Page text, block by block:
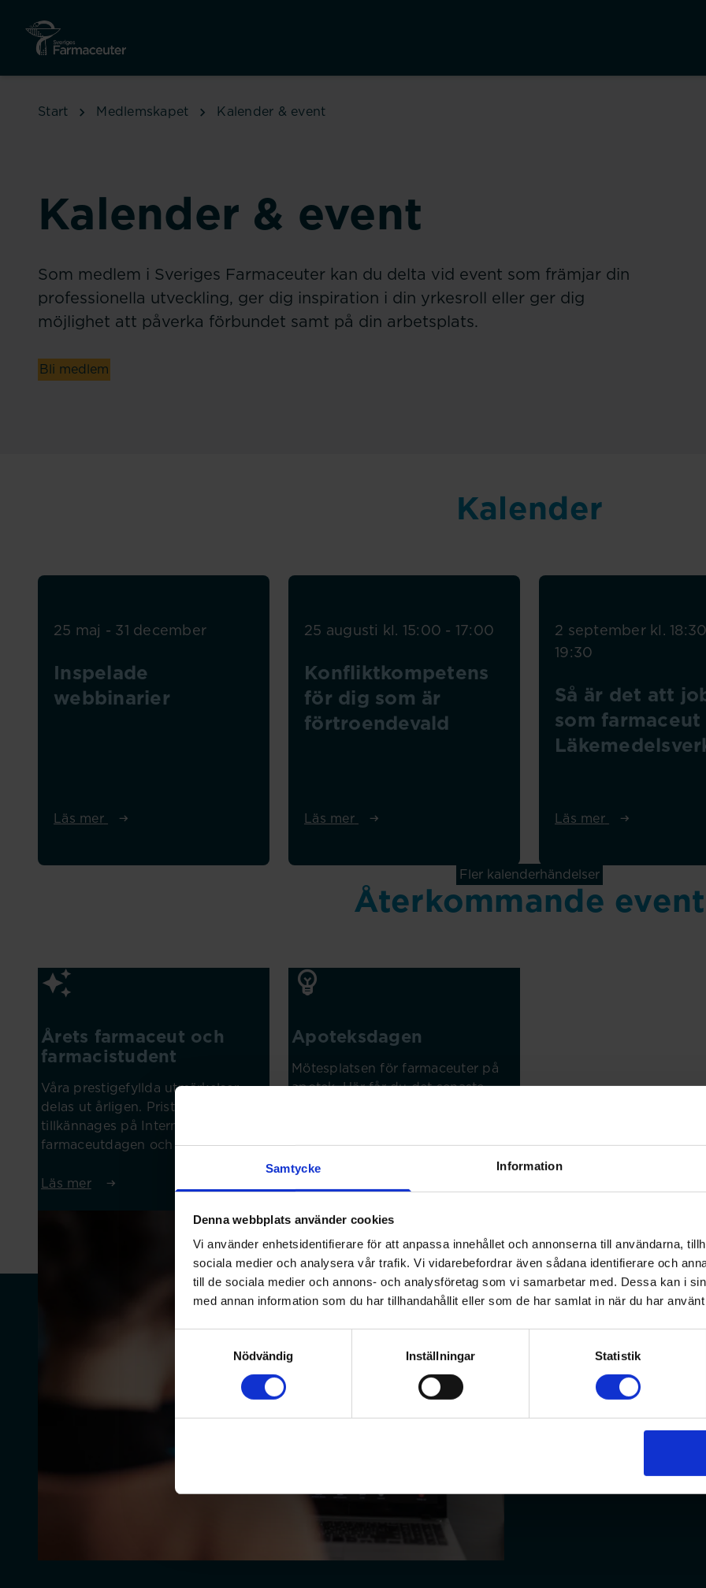
Samtycke Information
Denna webbplats använder cookies
Vi använder enhetsidentifierare för att anpassa innehållet och annonserna till användarna,
sociala medier och analysera vår trafik. Vi vidarebefordrar även sådana identifierare och
till de sociala medier och annons- och analysföretag som vi samarbetar med. Dessa kan i
med annan information som du har tillhandahållit eller som de har samlat in när du har
Nödvändig
Inställningar Statistik
Start Medlemskapet Kalender & event
Kalender & event
Som medlem i Sveriges Farmaceuter kan du delta vid event som främjar din
professionella utveckling, ger dig inspiration i din yrkesroll eller ger dig
möjlighet att påverka förbundet samt på din arbetsplats.
Bli medlem
Kalender
25 maj - 31 december
Inspelade
webbinarier
Läs mer
25 augusti kl. 15:00 - 17:00
Konfliktkompetens
för dig som är
förtroendevald
Läs mer
2 september kl.
19:30
Så är det att
som farmaceut
Läs mer
Fler kalenderhändelser
Återkommande event
Årets farmaceut och
farmacistudent
Våra prestigefyllda utmärkelser
delas ut årligen. Pristagarna
tillkännages på Internationella
farmaceutdagen och firas med en
Läs mer
Apoteksdagen
Mötesplatsen för farmaceuter på
apotek. Här får du det senaste
Genom Saco erbjuder vi
Se inspelade webbinarier